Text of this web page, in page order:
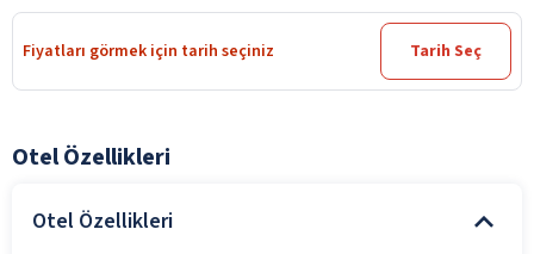
Fiyatları görmek için tarih seçiniz Tarih Seç
Otel Özellikleri
Otel Özellikleri